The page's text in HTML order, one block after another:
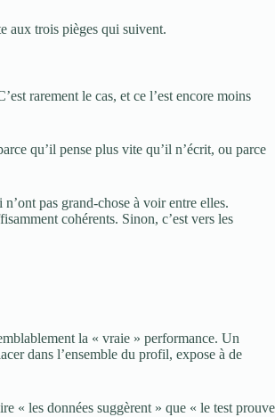
aux trois pièges qui suivent.
rarement le cas, et ce l’est encore moins
qu’il pense plus vite qu’il n’écrit, ou parce
pas grand-chose à voir entre elles.
cohérents. Sinon, c’est vers les
la « vraie » performance. Un
dans l’ensemble du profil, expose à de
« les données suggèrent » que « le test prouve